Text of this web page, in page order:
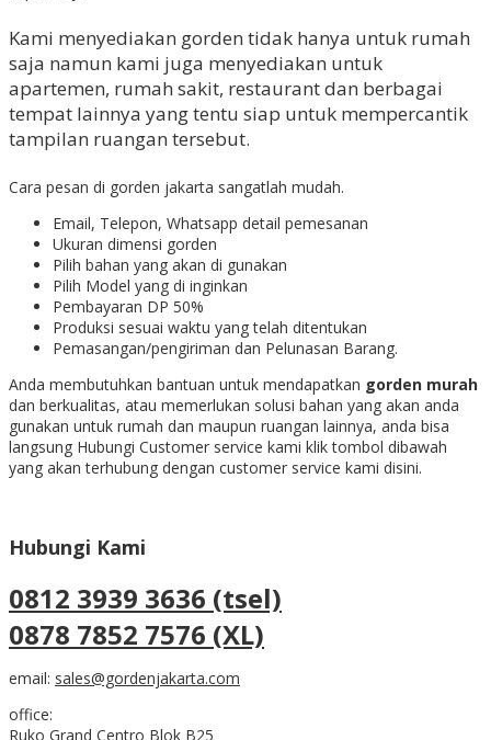
Kami menyediakan gorden tidak hanya untuk rumah
saja namun kami juga menyediakan untuk
apartemen, rumah sakit, restaurant dan berbagai
tempat lainnya yang tentu siap untuk mempercantik
tampilan ruangan tersebut.
Cara pesan di gorden jakarta sangatlah mudah.
Email, Telepon, Whatsapp detail pemesanan
Ukuran dimensi gorden
Pilih bahan yang akan di gunakan
Pilih Model yang di inginkan
Pembayaran DP 50%
Produksi sesuai waktu yang telah ditentukan
Pemasangan/pengiriman dan Pelunasan Barang.
Anda membutuhkan bantuan untuk mendapatkan gorden murah
dan berkualitas, atau memerlukan solusi bahan yang akan anda
gunakan untuk rumah dan maupun ruangan lainnya, anda bisa
langsung Hubungi Customer service kami klik tombol dibawah
yang akan terhubung dengan customer service kami disini.
Hubungi Kami
0812 3939 3636 (tsel)
0878 7852 7576 (XL)
email: sales@gordenjakarta.com
office:
Ruko Grand Centro Blok B25